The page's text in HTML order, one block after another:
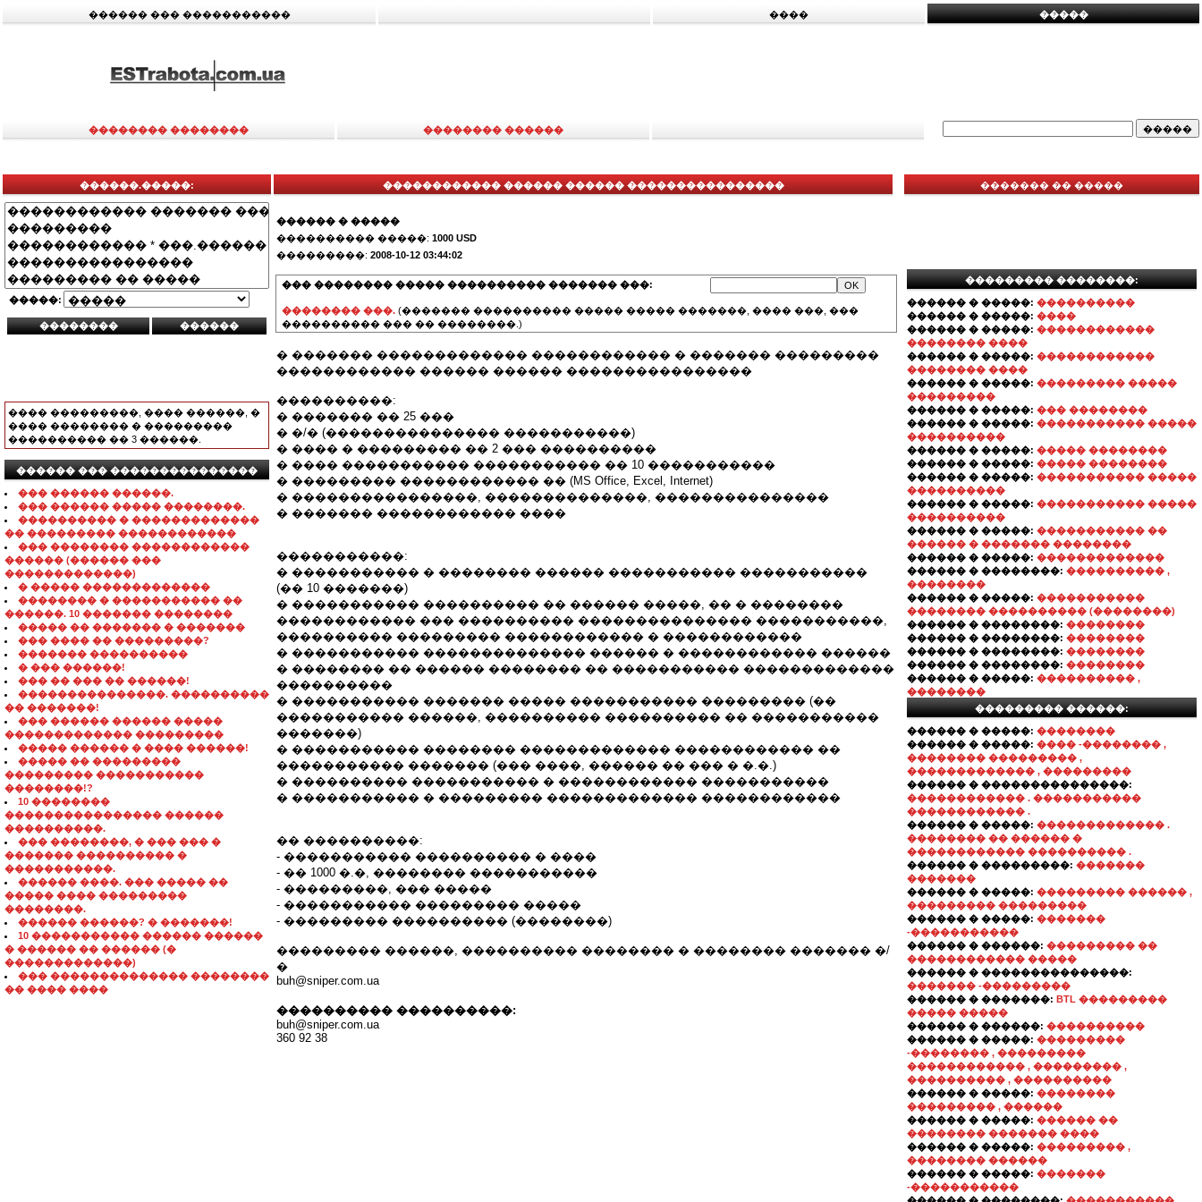
������ ��� ����������� ���� �����
�������� �������� �������� ������
������.�����:
�����:
���� ���������, ���� ������, �
���� �������� � ���������
���������� �� 3 ������.
������ ��� ���������������
��� ������ ������.
��� ������ ����� ��������.
���������� � �������������
�� ��������� ������������
��� �������� ������������
������ (������ ���
�������������)
� ����� �������������
�������� � ����������� ��
������. 10 ������� ��������
����� �� ������� � �������
��� ���� �� ���������?
������� ����������
� ��� ������!
��� �� ��� �� ������!
���������������. ����������
�� �������!
��� ������ ������ �����
������������� ���������
����� ������ � ���� ������!
����� �� ���������
��������� �����������
��������!?
10 ��������
���������������� ������
����������.
��� ��������, � ��� ��� �
������� ���������� �
�����������.
������ ����. ��� ����� ��
����� ���� ���������
��������.
������ ������? � �������!
10 ����������� ������ ������
� ������ �� ������ (�
�������������)
��� �������������� ��������
�� ���� ����
������������ ������ ������ ����������������
������ � �����
���������� �����: 1000 USD
���������: 2008-10-12 03:44:02
��� �������� ����� ���������� ������� ���:
�������� ���. (������� ���������� ����� ����� �������, ���� ���, ���
���������� ��� �� ��������.)
� ������� ������������� ������������ � ������� ���������
������������ ������ ������ ����������������
����������:
� ������� �� 25 ���
� �/� (��������������� �����������)
� ���� � ��������� �� 2 ��� ����������
� ���� ����������� ����������� �� 10 �����������
� ��������� ������������ �� (MS Office, Excel, Internet)
� ����������������, ��������������, ���������������
� ������� ������������ ����
�����������:
� ����������� � �������� ������ ����������� �����������
(�� 10 �������)
� ����������� ���������� �� ������ �����, �� � ��������
������������ ��� ���������� ��������������� �����������,
���������� ��������� ������������ � ������������
� ����������� �������������� ������ � ������������ ������
� �������� �� ������ �������� �� ����������� �������������
����������
� ����������� ������� ����� ����������� ��������� (��
����������� ������, ���������� ���������� �� �����������
�������)
� ����������� �������� ������������� ������������ ��
����������� ������� (��� ����, ������ �� ��� � �.�.)
� ���������� ����������� � ������������ �����������
� ����������� � ��������� ������������� ������������
�� ����������:
- ����������� ���������� � ����
- �� 1000 �.�, �������� �����������
- ���������, ��� �����
- ����������� ��������� �����
- ��������� ���������� (��������)
��������� ������, ���������� �������� � �������� ������� �/
�
buh@sniper.com.ua
���������� ����������:
buh@sniper.com.ua
360 92 38
������� �� �����
��������� ��������:
������ � �����: ����������
������ � �����: ����
������ � �����: ������������
�������� ����
������ � �����: ������������
�������� ����
������ � �����: ��������� �����
���������
������ � �����: ��� ��������
������ � �����: ����������� �����
����������
������ � �����: ����� ��������
������ � �����: ����� ��������
������ � �����: ����������� �����
����������
������ � �����: ����������� �����
����������
������ � �����: ����������� ��
������ � ������� ��������
������ � �����: �������������
������ � ��������: ���������� ,
��������
������ � �����: �����������
�������� ���������� (��������)
������ � ��������: ��������
������ � ��������: ��������
������ � ��������: ��������
������ � ��������: ��������
������ � �����: ���������� ,
��������
��������� ������:
������ � �����: ��������
������ � �����: ���� -�������� ,
�������� ��������� ,
������������� , ���������
������ � ���������������:
������������ . �����������
������������ .
������ � �����: ������������� .
�������� �� ������ �
������������ ���������� .
������ � ���������: �������
�������
������ � �����: ��������� ������ ,
��������� ���������
������ � �����: �������
-�����������
������ � ������: ��������� ��
������������ �����
������ � ���������������:
������� -���������
������ � �������: BTL ���������
����� �����
������ � ������: ����������
������ � �����: ���������
-�������� , ���������
������������ , ��������� ,
���������� , ����������
������ � �����: ��������
��������� , ������
������ � �����: ������ ��
�������� ������� ����
������ � �����: ��������� ,
�������� ������
������ � �����: �������
-�����������